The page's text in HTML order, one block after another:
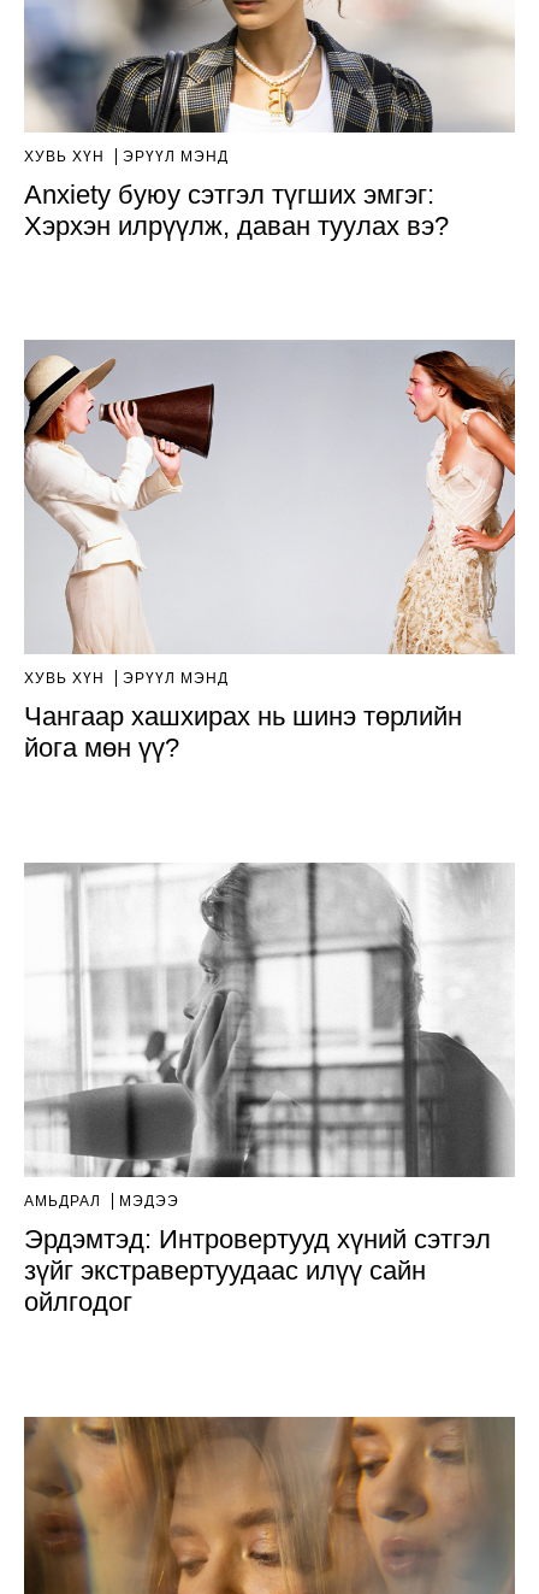
ХУВЬ ХҮН ЭРҮҮЛ МЭНД
Anxiety буюу сэтгэл түгших эмгэг:
Хэрхэн илрүүлж, даван туулах вэ?
ХУВЬ ХҮН ЭРҮҮЛ МЭНД
Чангаар хашхирах нь шинэ төрлийн
йога мөн үү?
АМЬДРАЛ МЭДЭЭ
Эрдэмтэд: Интровертууд хүний ​​сэтгэл
зүйг экстравертуудаас илүү сайн
ойлгодог